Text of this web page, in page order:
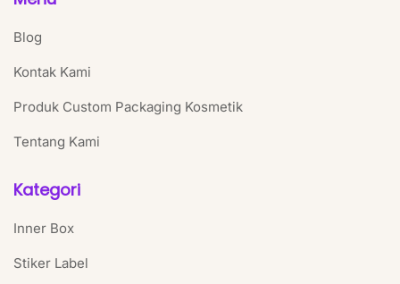
Blog
Kontak Kami
Produk Custom Packaging Kosmetik
Tentang Kami
Kategori
Inner Box
Stiker Label